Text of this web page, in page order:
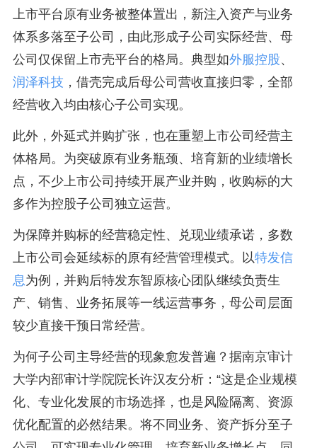
上市平台原有业务被整体置出，新注入资产与业务
体系多落至子公司，由此形成子公司实际经营、母
公司仅保留上市壳平台的格局。典型如外服控股、
润泽科技 ，借壳完成后母公司营收直接归零，全部
经营收入均由核心子公司实现。
此外，外延式并购扩张，也在重塑上市公司经营主
体格局。为突破原有业务瓶颈、培育新的业绩增长
点，不少上市公司持续开展产业并购，收购标的大
多作为控股子公司独立运营。
为保障并购标的经营稳定性、兑现业绩承诺，多数
上市公司会延续标的原有经营管理模式。以特发信
息为例，并购后特发东智原核心团队继续负责生
产、销售、业务拓展等一线运营事务，母公司层面
较少直接干预日常经营。
为何子公司主导经营的现象愈发普遍？据南京审计
大学内部审计学院院长许汉友分析：“这是企业规模
化、专业化发展的市场选择，也是风险隔离、资源
优化配置的必然结果。将不同业务、资产拆分至子